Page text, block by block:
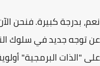
بدرجة كبيرة. فنحن الآن
جديد في سلوك
"الذات البرمجية" أولوية